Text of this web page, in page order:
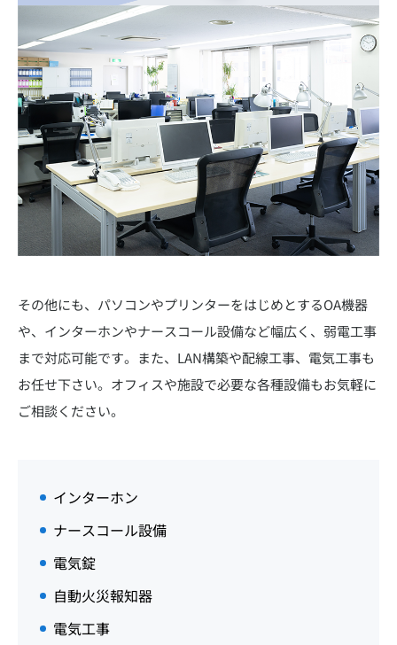
その他にも、パソコンやプリンターをはじめとするOA機器
や、インターホンやナースコール設備など幅広く、弱電工事
まで対応可能です。また、LAN構築や配線工事、電気工事も
お任せ下さい。オフィスや施設で必要な各種設備もお気軽に
ご相談ください。
インターホン
ナースコール設備
電気錠
自動火災報知器
電気工事